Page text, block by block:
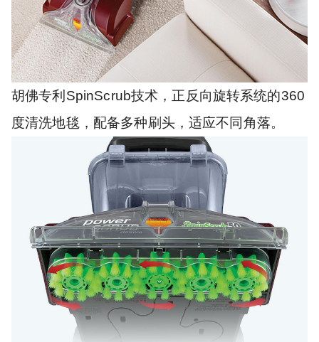
胡佛专利SpinScrub技术，正反向旋转系统的360
度清洗地毯，配备多种刷头，适应不同角落。